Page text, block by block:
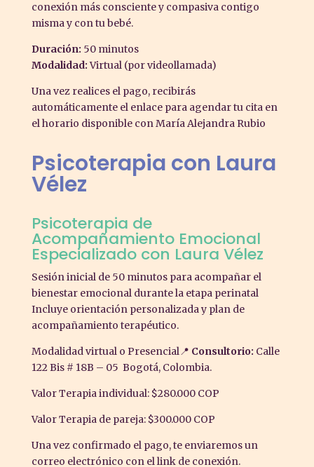
conexión más consciente y compasiva contigo
misma y con tu bebé.
Duración: 50 minutos
Modalidad:Virtual (por videollamada)
Una vez realices el pago, recibirás
automáticamente el enlace para agendar tu cita en
el horario disponible con María Alejandra Rubio
Psicoterapia con Laura
Vélez
Psicoterapia de
Acompañamiento Emocional
Especializado con Laura Vélez
Sesión inicial de 50 minutos para acompañar el
bienestar emocional durante la etapa perinatal
Incluye orientación personalizada y plan de
acompañamiento terapéutico.
Modalidad virtual o Presencial📍 Consultorio: Calle
122 Bis # 18B – 05 Bogotá, Colombia.
Valor Terapia individual: $280.000 COP
Valor Terapia de pareja: $300.000 COP
Una vez confirmado el pago, te enviaremos un
correo electrónico con el link de conexión.